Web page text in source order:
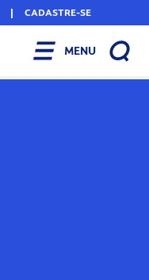
| CADASTRE-SE
MENU